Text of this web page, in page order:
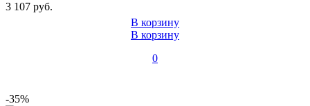
3 107 руб.
В корзину
В корзину
0
-35%